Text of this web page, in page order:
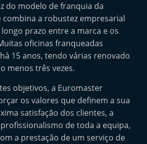
do modelo de franquia da
combina a robustez empresarial
prazo entre a marca e os
oficinas franqueadas
15 anos, tendo várias renovado
menos três vezes.
objetivos, a Euromaster
os valores que definem a sua
satisfação dos clientes, a
de toda a equipa,
a prestação de um serviço de